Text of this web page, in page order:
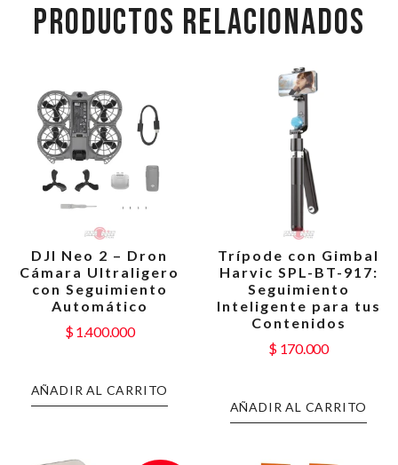
PRODUCTOS RELACIONADOS
DJI Neo 2 – Dron
Cámara Ultraligero
con Seguimiento
Automático
$1.400.000
AÑADIR AL CARRITO
Trípode con Gimbal
Harvic SPL-BT-917:
Seguimiento
Inteligente para tus
Contenidos
$ 170.000
AÑADIR AL CARRITO